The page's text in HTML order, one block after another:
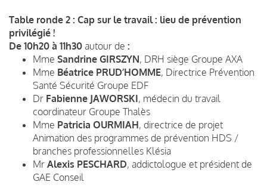
Table ronde 2 : Cap sur le travail : lieu de prévention
privilégié !
De 10h20 à 11h30 autour de :
Mme Sandrine GIRSZYN, DRH siège Groupe AXA
Mme Béatrice PRUD’HOMME, Directrice Prévention
Santé Sécurité Groupe EDF
Dr Fabienne JAWORSKI, médecin du travail
coordinateur Groupe Thalès
Mme Patricia OURMIAH, directrice de projet
Animation des programmes de prévention HDS /
branches professionnelles Klésia
Mr Alexis PESCHARD, addictologue et président de
GAE Conseil